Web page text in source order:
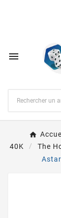

40K
The